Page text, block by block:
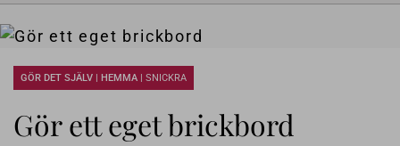
GÖR DET SJÄLV | HEMMA | SNICKRA
Gör ett eget brickbord